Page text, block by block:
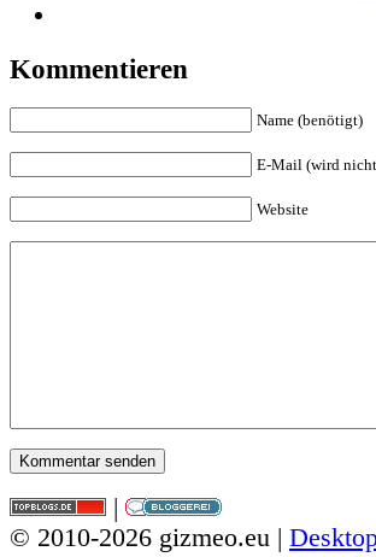
Kommentieren
Name (benötigt)
E-Mail (wird
Website
|
© 2010-2026 gizmeo.eu |